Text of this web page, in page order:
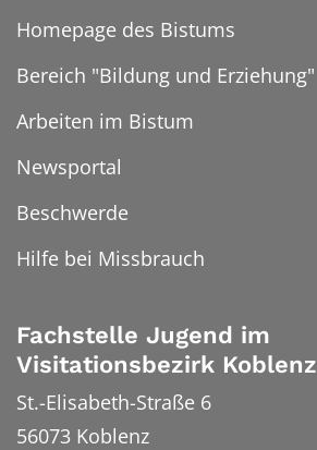
Homepage des Bistums
Bereich "Bildung und Erziehung"
Arbeiten im Bistum
Newsportal
Beschwerde
Hilfe bei Missbrauch
Fachstelle Jugend im
Visitationsbezirk Koblenz
St.-Elisabeth-Straße 6
56073 Koblenz